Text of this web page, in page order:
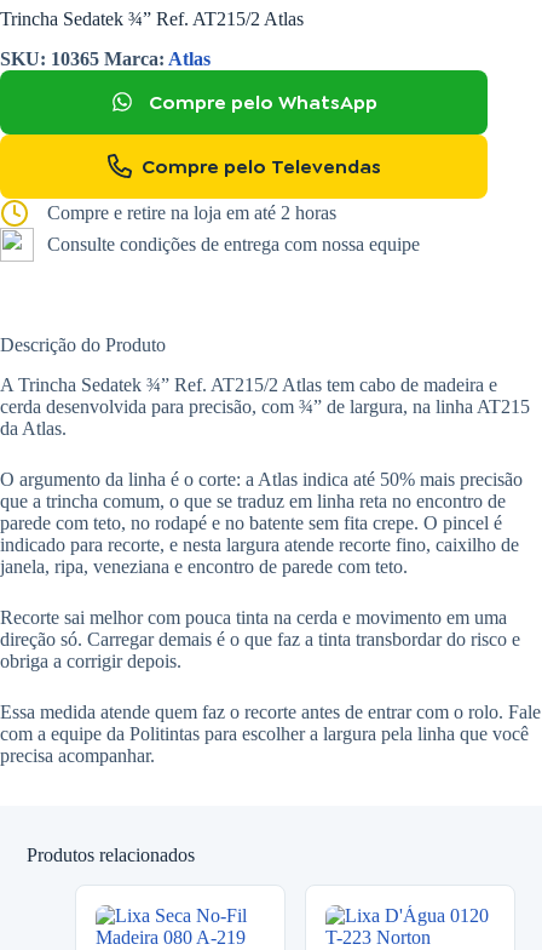
Trincha Sedatek ¾” Ref. AT215/2 Atlas
SKU: 10365 Marca: Atlas
Compre pelo WhatsApp
Compre pelo Televendas
Compre e retire na loja em até 2 horas
Consulte condições de entrega com nossa equipe
Descrição do Produto
A Trincha Sedatek ¾” Ref. AT215/2 Atlas tem cabo de madeira e
cerda desenvolvida para precisão, com ¾” de largura, na linha AT215
da Atlas.
O argumento da linha é o corte: a Atlas indica até 50% mais precisão
que a trincha comum, o que se traduz em linha reta no encontro de
parede com teto, no rodapé e no batente sem fita crepe. O pincel é
indicado para recorte, e nesta largura atende recorte fino, caixilho de
janela, ripa, veneziana e encontro de parede com teto.
Recorte sai melhor com pouca tinta na cerda e movimento em uma
direção só. Carregar demais é o que faz a tinta transbordar do risco e
obriga a corrigir depois.
Essa medida atende quem faz o recorte antes de entrar com o rolo. Fale
com a equipe da Politintas para escolher a largura pela linha que você
precisa acompanhar.
Produtos relacionados